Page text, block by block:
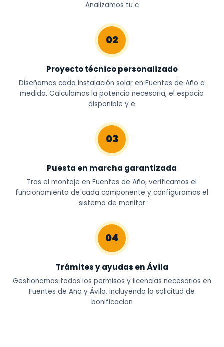
Analizamos tu c
02
Proyecto técnico personalizado
Diseñamos cada instalación solar en Fuentes de Año a
medida. Calculamos la potencia necesaria, el espacio
disponible y e
03
Puesta en marcha garantizada
Tras el montaje en Fuentes de Año, verificamos el
funcionamiento de cada componente y configuramos el
sistema de monitor
04
Trámites y ayudas en Ávila
Gestionamos todos los permisos y licencias necesarios en
Fuentes de Año y Ávila, incluyendo la solicitud de
bonificacion